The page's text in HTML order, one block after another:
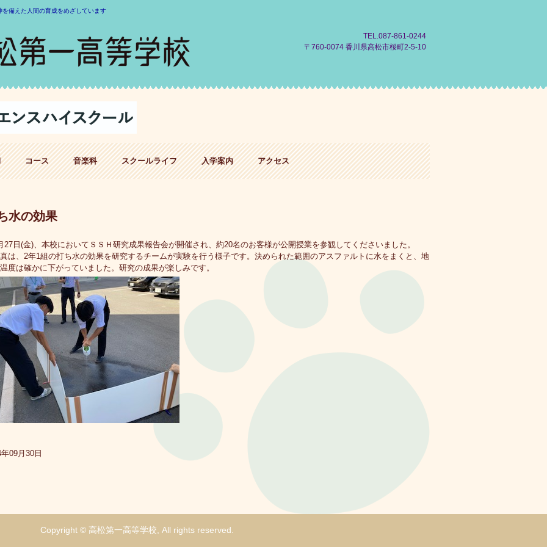
備えた人間の育成をめざしています
TEL.087-861-0244
〒760-0074 香川県高松市桜町2-5-10
コース 音楽科 スクールライフ 入学案内 アクセス
水の効果
日(金)、本校においてＳＳＨ研究成果報告会が開催され、約20名のお客様が公開授業を参観してくださいました。
、2年1組の打ち水の効果を研究するチームが実験を行う様子です。決められた範囲のアスファルトに水をまくと、地
度は確かに下がっていました。研究の成果が楽しみです。
09月30日
Copyright © 高松第一高等学校, All rights reserved.